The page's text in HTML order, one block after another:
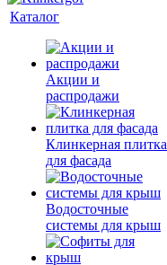
Каталог
Акции и
распродажи
Клинкерная плитка
для фасада
Водосточные
системы для крыш